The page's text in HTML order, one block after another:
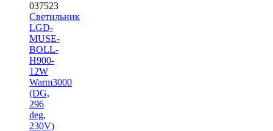
037523
Светильник
LGD-
MUSE-
BOLL-
H900-
12W
Warm3000
(DG,
296
deg,
230V)